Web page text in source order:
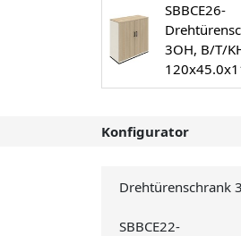
SBBCE26-
3OH, B/T/
Konfigurator
Drehtürenschrank
SBBCE22-